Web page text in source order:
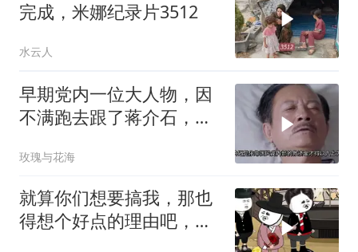
完成，米娜纪录片3512
水云人
早期党内一位大人物，因
不满跑去跟了蒋介石，不
玫瑰与花海
就算你们想要搞我，那也
得想个好点的理由吧，这